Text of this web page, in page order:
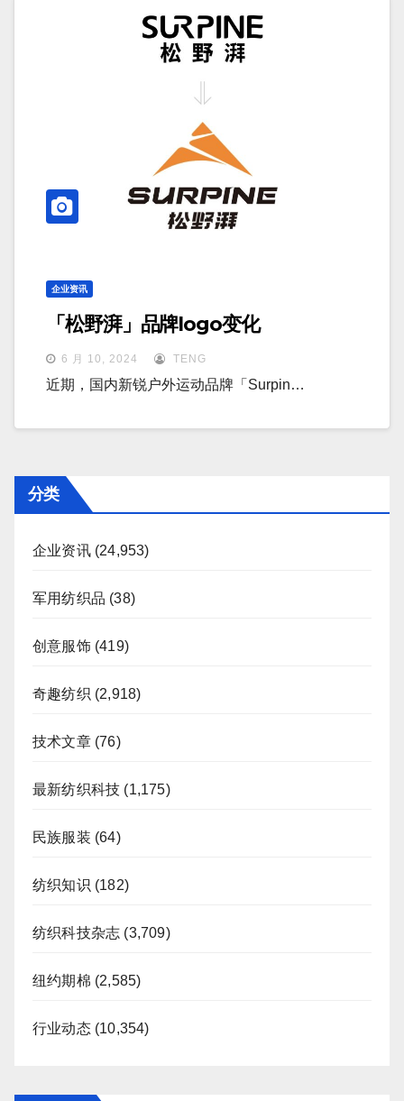
企业资讯
「松野湃」品牌logo变化
6 月 10, 2024 TENG
近期，国内新锐户外运动品牌「Surpin…
分类
企业资讯(24,953)
军用纺织品 (38)
创意服饰(419)
奇趣纺织 (2,918)
技术文章(76)
最新纺织科技 (1,175)
民族服装 (64)
纺织知识 (182)
纺织科技杂志 (3,709)
纽约期棉 (2,585)
行业动态(10,354)